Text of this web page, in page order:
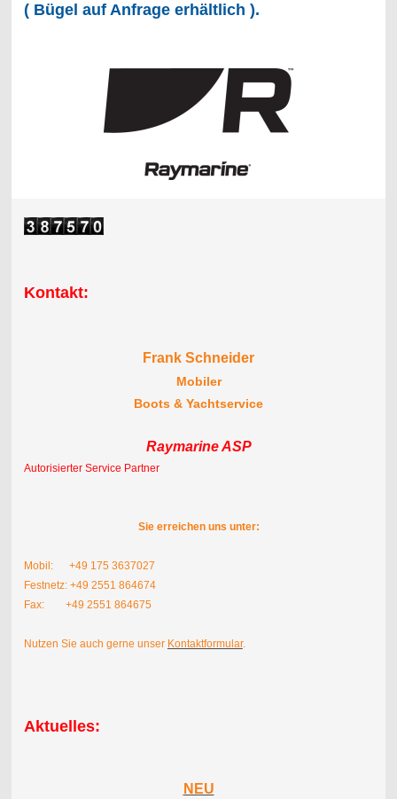
( Bügel auf Anfrage erhältlich ).
Kontakt:
Frank Schneider
Mobiler
Boots & Yachtservice
Raymarine ASP
Autorisierter Service Partner
Sie erreichen uns unter:
Mobil: +49 175 3637027
Festnetz: +49 2551 864674
Fax: +49 2551 864675
Nutzen Sie auch gerne unser Kontaktformular.
Aktuelles:
NEU